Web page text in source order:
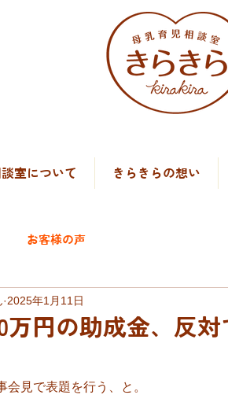
室について きらきらの想い
お客様の声
万円の助成金、反対
2025年1月11日
見で表題を行う、と。